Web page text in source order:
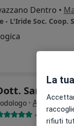
Dentro •
- L'Iride Soc. Coop.
Samuele
· Altro
40
La
rifiuti